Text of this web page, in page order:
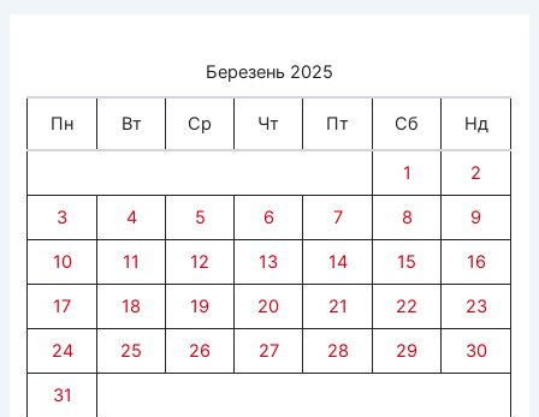
Березень 2025
Пн Вт Ср Чт Пт Сб Нд
1 2
3 4 5 6 7 8 9
10 11 12 13 14 15 16
17 18 19 20 21 22 23
24 25 26 27 28 29 30
31